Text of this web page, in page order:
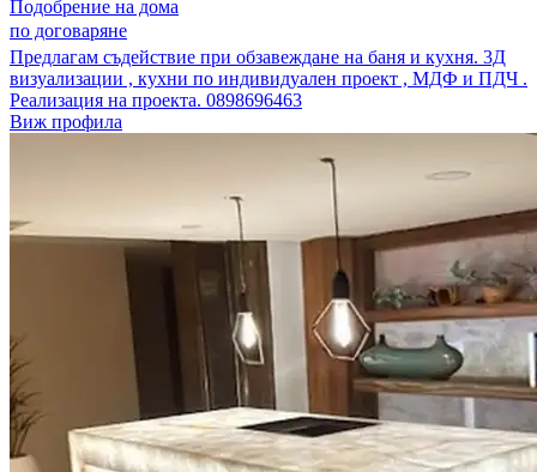
Подобрение на дома
по договаряне
Предлагам съдействие при обзавеждане на баня и кухня. 3Д
визуализации , кухни по индивидуален проект , МДФ и ПДЧ .
Реализация на проекта. 0898696463
Виж профила